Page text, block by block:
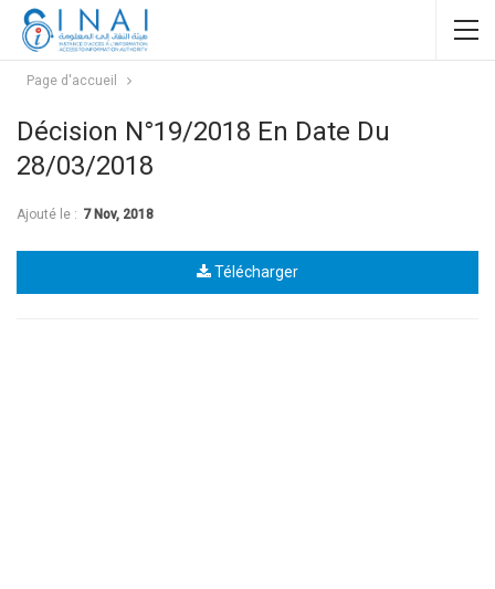
Page d'accueil
Décision N°19/2018 En Date Du
28/03/2018
Ajouté le : 7 Nov, 2018
Télécharger